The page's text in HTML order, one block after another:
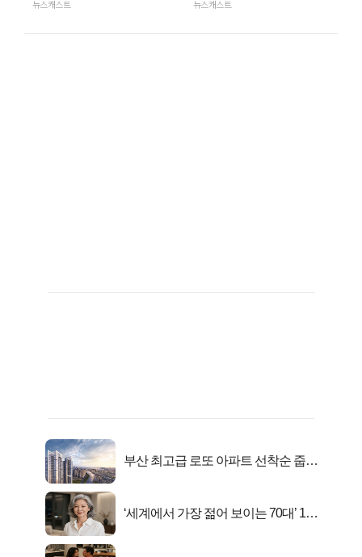
뉴스캐스트 뉴스캐스트
부산 최고급 로또 아파트 선착순 줍줍
‘세계에서 가장 젊어 보이는 70대’ 1위